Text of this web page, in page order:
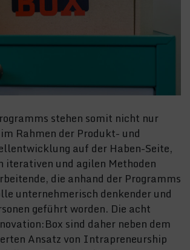
stehen somit nicht nur
Rahmen der Produkt- und
auf der Haben-Seite,
iterativen und agilen Methoden
die anhand der Programms
unternehmerisch denkender und
geführt worden. Die acht
sind daher neben dem
Ansatz von Intrapreneurship